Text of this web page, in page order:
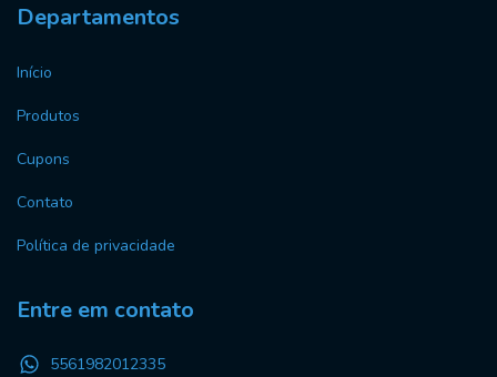
Departamentos
Início
Produtos
Cupons
Contato
Política de privacidade
Entre em contato
5561982012335